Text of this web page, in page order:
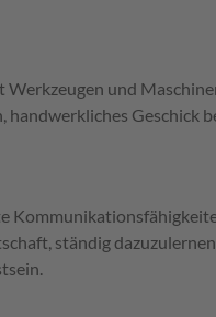
Werkzeugen und
handwerkliches Geschick
ständig